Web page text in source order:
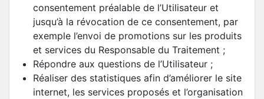
consentement préalable de l’Utilisateur et
jusqu’à la révocation de ce consentement, par
exemple l’envoi de promotions sur les produits
et services du Responsable du Traitement ;
Répondre aux questions de l’Utilisateur ;
Réaliser des statistiques afin d’améliorer le site
internet, les services proposés et l’organisation